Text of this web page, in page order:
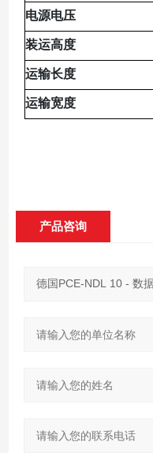
电源电压
装运高度
运输长度
运输宽度
产品咨询